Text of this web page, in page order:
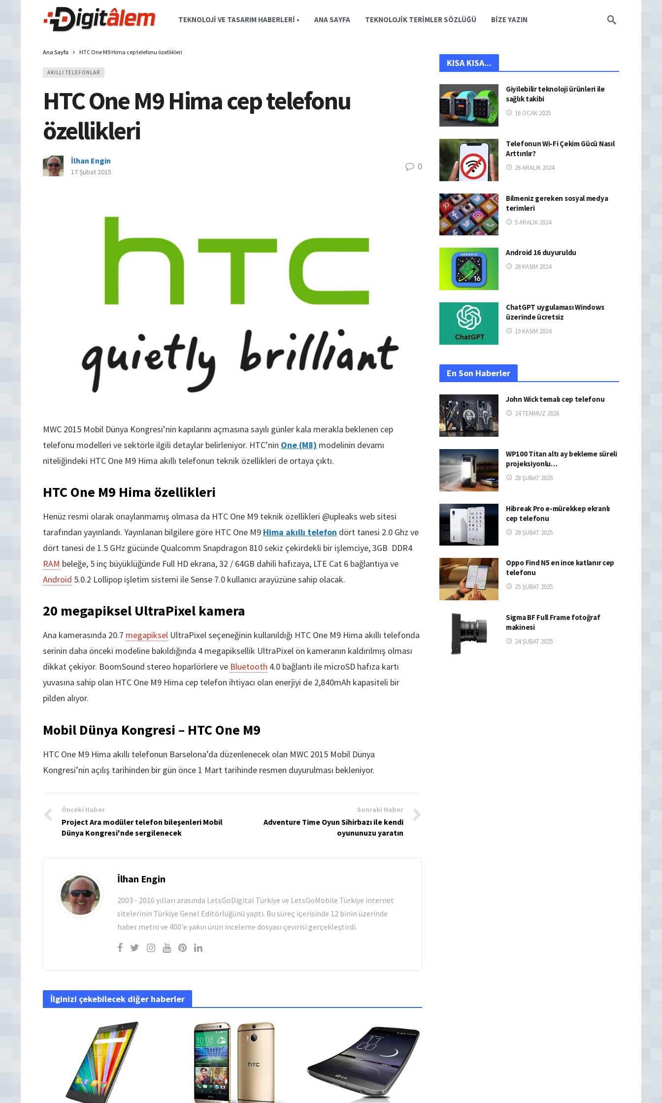
TEKNOLOJI VE TASARIM HABERLERI • ANA SAYFA TEKNOLOJIK TERIMLER SÖZLÜĞÜ BIZE YAZIN
Ana Sayfa HTC One M9 Hima cep telefonu özellikleri
AKILLI TELEFONLAR
HTC One M9 Hima cep telefonu
özellikleri
İlhan Engin
17 Şubat 2015 0
MWC 2015 Mobil Dünya Kongresi’nin kapılarını açmasına sayılı günler kala merakla beklenen cep
telefonu modelleri ve sektörle ilgili detaylar belirleniyor. HTC’nin One (M8) modelinin devamı
niteliğindeki HTC One M9 Hima akıllı telefonun teknik özellikleri de ortaya çıktı.
HTC One M9 Hima özellikleri
Henüz resmi olarak onaylanmamış olmasa da HTC One M9 teknik özellikleri @upleaks web sitesi
tarafından yayınlandı. Yayınlanan bilgilere göre HTC One M9 Hima akıllı telefon dört tanesi 2.0 Ghz ve
dört tanesi de 1.5 GHz gücünde Qualcomm Snapdragon 810 sekiz çekirdekli bir işlemciye, 3GB DDR4
RAM beleğe, 5 inç büyüklüğünde Full HD ekrana, 32 / 64GB dahili hafızaya, LTE Cat 6 bağlantıya ve
Android 5.0.2 Lollipop işletim sistemi ile Sense 7.0 kullanıcı arayüzüne sahip olacak.
20 megapiksel UltraPixel kamera
Ana kamerasında 20.7 megapiksel UltraPixel seçeneğinin kullanıldığı HTC One M9 Hima akıllı telefonda
serinin daha önceki modeline bakıldığında 4 megapiksellik UltraPixel ön kameranın kaldırılmış olması
dikkat çekiyor. BoomSound stereo hoparlörlere ve Bluetooth 4.0 bağlantı ile microSD hafıza kartı
yuvasına sahip olan HTC One M9 Hima cep telefon ihtiyacı olan enerjiyi de 2,840mAh kapasiteli bir
pilden alıyor.
Mobil Dünya Kongresi – HTC One M9
HTC One M9 Hima akıllı telefonun Barselona’da düzenlenecek olan MWC 2015 Mobil Dünya
Kongresi’nin açılış tarihinden bir gün önce 1 Mart tarihinde resmen duyurulması bekleniyor.
Önceki Haber
Project Ara modüler telefon bileşenleri Mobil
Dünya Kongresi'nde sergilenecek
Sonraki Haber
Adventure Time Oyun Sihirbazı ile kendi
oyununuzu yaratın
İlhan Engin
2003 - 2016 yılları arasında LetsGoDigital Türkiye ve LetsGoMobile Türkiye internet
sitelerinin Türkiye Genel Editörlüğünü yaptı. Bu süreç içerisinde 12 binin üzerinde
haber metni ve 400'e yakın ürün inceleme dosyası çevirisi gerçekleştirdi.
İlginizi çekebilecek diğer haberler
KISA KISA...
Giyilebilir teknoloji ürünleri ile
sağlık takibi
16 OCAK 2025
Telefonun Wi-Fi Çekim Gücü Nasıl
Arttırılır?
26 ARALIK 2024
Bilmeniz gereken sosyal medya
terimleri
5 ARALIK 2024
Android 16 duyuruldu
28 KASIM 2024
ChatGPT uygulaması Windows
üzerinde ücretsiz
19 KASIM 2024
En Son Haberler
John Wick temalı cep telefonu
24 TEMMUZ 2026
WP100 Titan altı ay bekleme süreli
projeksiyonlu…
28 ŞUBAT 2025
Hibreak Pro e-mürekkep ekranlı
cep telefonu
28 ŞUBAT 2025
Oppo Find N5 en ince katlanır cep
telefonu
25 ŞUBAT 2025
Sigma BF Full Frame fotoğraf
makinesi
24 ŞUBAT 2025